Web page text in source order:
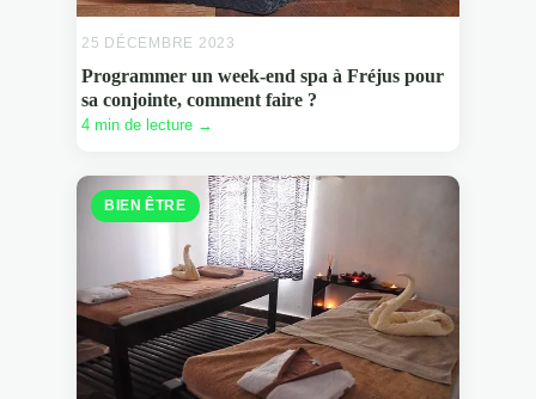
25 DÉCEMBRE 2023
Programmer un week-end spa à Fréjus pour
sa conjointe, comment faire ?
4 min de lecture →
BIEN ÊTRE